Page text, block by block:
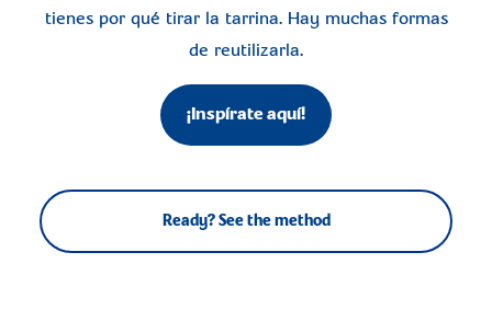
tienes por qué tirar la tarrina. Hay muchas formas
de reutilizarla.
¡Inspírate aquí!
Ready? See the method